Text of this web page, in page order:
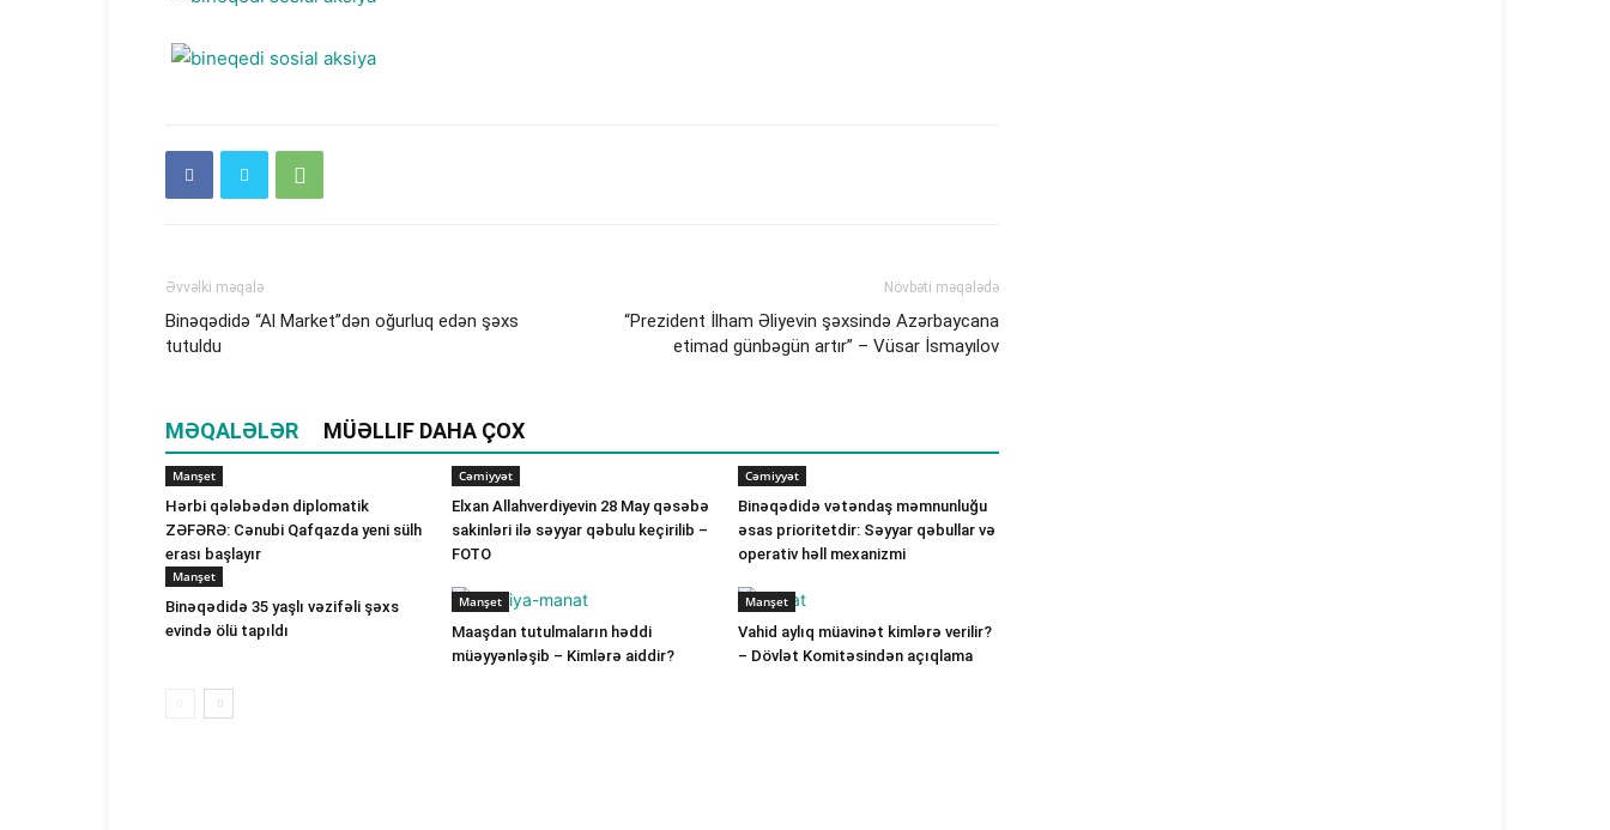
Əvvəlki məqalə
Binəqədidə “Al Market”dən oğurluq edən şəxs
tutuldu
Növbəti məqalədə
“Prezident İlham Əliyevin şəxsində Azərbaycana
etimad günbəgün artır” – Vüsar İsmayılov
MƏQALƏLƏR MÜƏLLIF DAHA ÇOX
Manşet
Hərbi qələbədən diplomatik
ZƏFƏRƏ: Cənubi Qafqazda yeni sülh
erası başlayır
Cəmiyyət
Elxan Allahverdiyevin 28 May qəsəbə
sakinləri ilə səyyar qəbulu keçirilib –
FOTO
Cəmiyyət
Binəqədidə vətəndaş məmnunluğu
əsas prioritetdir: Səyyar qəbullar və
operativ həll mexanizmi
Manşet
Binəqədidə 35 yaşlı vəzifəli şəxs
evində ölü tapıldı
Manşet
Maaşdan tutulmaların həddi
müəyyənləşib – Kimlərə aiddir?
Manşet
Vahid aylıq müavinət kimlərə verilir?
– Dövlət Komitəsindən açıqlama